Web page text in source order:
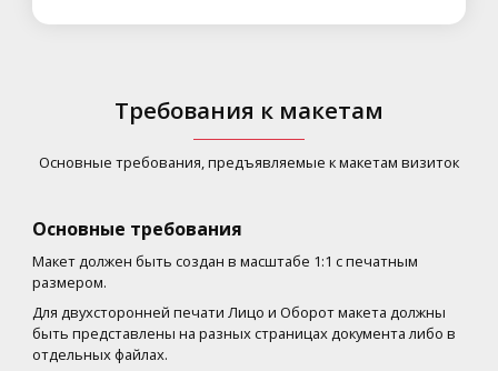
Требования к макетам
Основные требования, предъявляемые к макетам визиток
Основные требования
Макет должен быть создан в масштабе 1:1 с печатным
размером.
Для двухсторонней печати Лицо и Оборот макета должны
быть представлены на разных страницах документа либо в
отдельных файлах.